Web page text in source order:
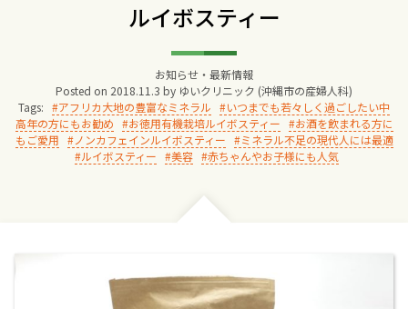
ルイボスティー
お知らせ・最新情報
Posted on 2018.11.3 by ゆいクリニック (沖縄市の産婦人科)
Tags:
アフリカ大地の豊富なミネラル
いつまでも若々しく過ごしたい中
高年の方にもお勧め
お徳用有機栽培ルイボスティー
お酒を飲まれる方に
もご愛用
ノンカフェインルイボスティー
ミネラル不足の現代人には最適
ルイボスティー
美容 赤ちゃんやお子様にも人気
院長からのごあいさつ
ゆいクリニックの経営理念
診療料金
お産について